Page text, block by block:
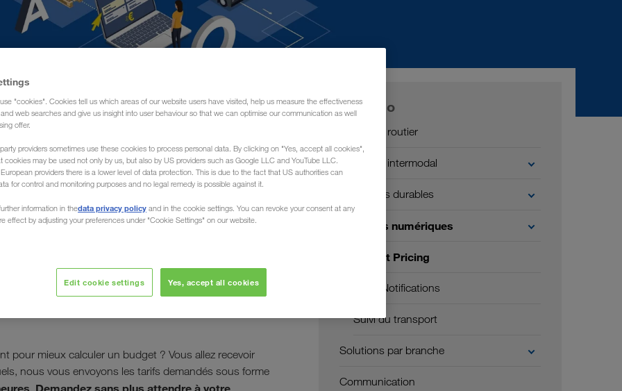
Instant Pricing
!
l'un des principaux objectifs de LKW WALTER. Avec
! Cette fonction vous permet d'obtenir
directement sur notre portail client
pour mieux calculer un budget ? Vous allez recevoir
nous vous envoyons les tarifs demandés sous forme
Demandez sans plus attendre à votre
Portfolio
Transport routier
Transport intermodal
Transports durables
Solutions numériques
Instant Pricing
Push Notifications
Suivi du transport
Solutions par branche
Communication
"cookies". Cookies tell us which areas of our website users have visited, help us measure the effectiveness
web searches and give us insight into user behaviour so that we can optimise our communication as well
offer.
providers sometimes use these cookies to process personal data. By clicking on "Yes, accept all cookies",
cookies may be used not only by us, but also by US providers such as Google LLC and YouTube LLC.
providers there is a lower level of data protection. This is due to the fact that US authorities can
for control and monitoring purposes and no legal remedy is possible against it.
information in thedata privacy policy and in the cookie settings. You can revoke your consent at any
effect by adjusting your preferences under "Cookie Settings" on our website.
Edit cookie settings Yes, accept all cookies